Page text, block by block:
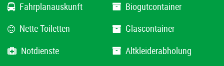
Fahrplanauskunft
Nette Toiletten
Notdienste
Biogutcontainer
Glascontainer
Altkleiderabholung